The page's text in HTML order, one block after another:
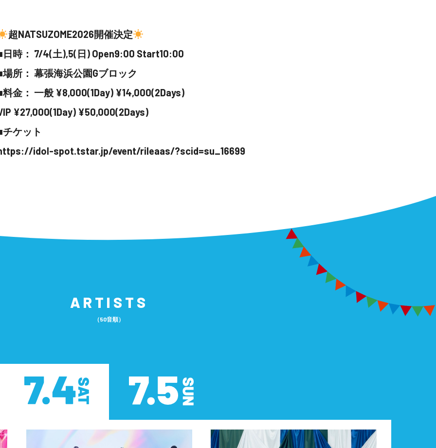
超NATSUZOME2026開催決定
日時： 7/4(土),5(日) Open9:00 Start10:00
場所： 幕張海浜公園Gブロック
料金： 一般 ¥8,000(1Day) ¥14,000(2Days)
¥27,000(1Day) ¥50,000(2Days)
チケット
idol-spot.tstar.jp/event/rileaas/?scid=su_16699
ARTISTS
（50音順）